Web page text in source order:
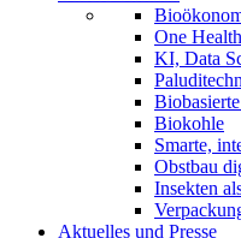
One Health
KI, Data
Biokohle
Smarte,
Obstbau
Insekten
Aktuelles und Presse